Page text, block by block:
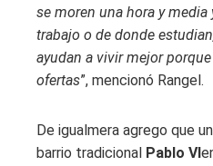
se moren una hora y
trabajo o de donde
ayudan a vivir mejor
ofertas”, mencionó Rangel.
De igualmera agrego que
barrio tradicional Pablo VI